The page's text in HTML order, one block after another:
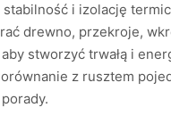
i izolację
drewno, przekroje,
stworzyć trwałą i
z rusztem